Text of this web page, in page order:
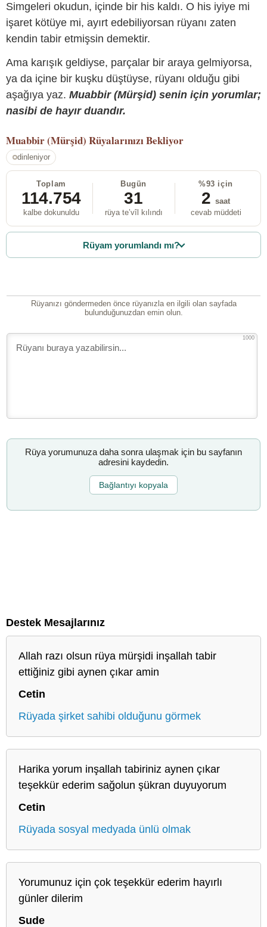
Simgeleri okudun, içinde bir his kaldı. O his iyiye mi
işaret kötüye mi, ayırt edebiliyorsan rüyanı zaten
kendin tabir etmişsin demektir.
Ama karışık geldiyse, parçalar bir araya gelmiyorsa,
ya da içine bir kuşku düştüyse, rüyanı olduğu gibi
aşağıya yaz. Muabbir (Mürşid) senin için yorumlar;
nasibi de hayır duandır.
Muabbir (Mürşid) Rüyalarınızı Bekliyor
dinleniyor
Toplam
114.754
kalbe dokunuldu
Bugün
31
rüya te’vîl kılındı
%93 için
2 saat
cevab müddeti
Rüyam yorumlandı mı?
Rüyanızı göndermeden önce rüyanızla en ilgili olan sayfada
bulunduğunuzdan emin olun.
1000
Rüya yorumunuza daha sonra ulaşmak için bu sayfanın
adresini kaydedin.
Bağlantıyı kopyala
Destek Mesajlarınız
Allah razı olsun rüya mürşidi inşallah tabir
ettiğiniz gibi aynen çıkar amin
Cetin
Rüyada şirket sahibi olduğunu görmek
Harika yorum inşallah tabiriniz aynen çıkar
teşekkür ederim sağolun şükran duyuyorum
Cetin
Rüyada sosyal medyada ünlü olmak
Yorumunuz için çok teşekkür ederim hayırlı
günler dilerim
Sude